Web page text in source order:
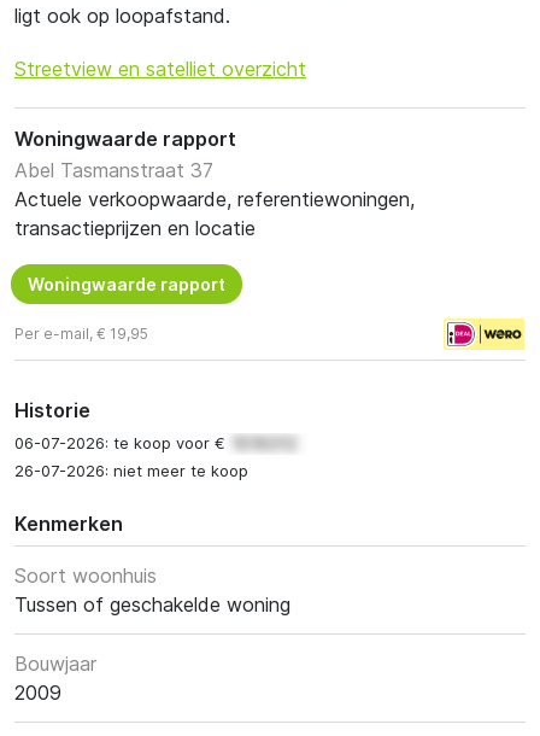
ligt ook op loopafstand.
Streetview en satelliet overzicht
Woningwaarde rapport
Abel Tasmanstraat 37
Actuele verkoopwaarde, referentiewoningen,
transactieprijzen en locatie
Woningwaarde rapport
Per e-mail, € 19,95
Historie
06-07-2026: te koop voor €
26-07-2026: niet meer te koop
Kenmerken
Soort woonhuis
Tussen of geschakelde woning
Bouwjaar
2009